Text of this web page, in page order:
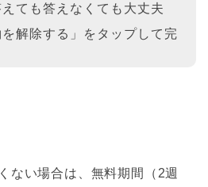
ても答えなくても大丈夫
解除する」をタップして完
ない場合は、無料期間（2週